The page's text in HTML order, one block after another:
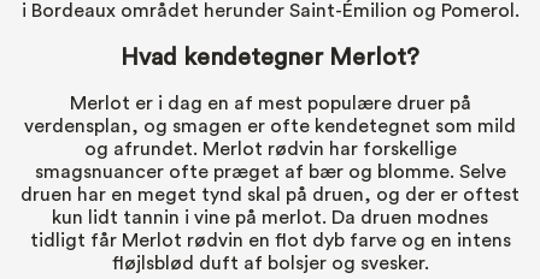
i Bordeaux området herunder Saint-Émilion og Pomerol.
Hvad kendetegner Merlot?
Merlot er i dag en af mest populære druer på
verdensplan, og smagen er ofte kendetegnet som mild
og afrundet. Merlot rødvin har forskellige
smagsnuancer ofte præget af bær og blomme. Selve
druen har en meget tynd skal på druen, og der er oftest
kun lidt tannin i vine på merlot. Da druen modnes
tidligt får Merlot rødvin en flot dyb farve og en intens
fløjlsblød duft af bolsjer og svesker.